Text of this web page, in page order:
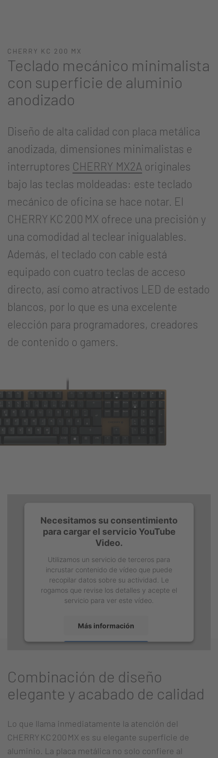
CHERRY KC 200 MX
Teclado mecánico minimalista
con superficie de aluminio
anodizado
Diseño de alta calidad con placa metálica
anodizada, dimensiones minimalistas e
interruptores CHERRY MX2A originales
bajo las teclas moldeadas: este teclado
mecánico de oficina se hace notar. El
CHERRY KC 200 MX ofrece una precisión y
una comodidad al teclear inigualables.
Además, el teclado con cable está
equipado con cuatro teclas de acceso
directo, así como atractivos LED de estado
blancos, por lo que es una excelente
elección para programadores, creadores
de contenido o gamers.
Necesitamos su consentimiento
para cargar el servicio YouTube
Video.
Utilizamos un servicio de terceros para
incrustar contenido de vídeo que puede
recopilar datos sobre su actividad. Le
rogamos que revise los detalles y acepte el
servicio para ver este vídeo.
Más información
Combinación de diseño
elegante y acabado de calidad
Lo que llama inmediatamente la atención del
CHERRY KC 200 MX es su elegante superficie de
aluminio. La placa metálica no solo confiere al